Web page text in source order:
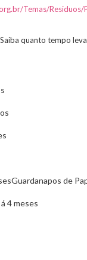
Temas/
Saiba quanto tempo
de
4 meses